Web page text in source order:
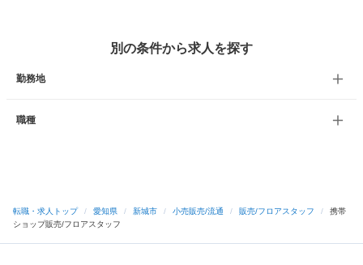
別の条件から求人を探す
勤務地
職種
転職・求人トップ / 愛知県 / 新城市 / 小売販売/流通 / 販売/フロアスタッフ /
携帯
ショップ販売/フロアスタッフ